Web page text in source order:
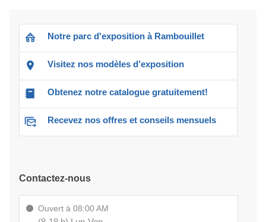
Notre parc d'exposition à Rambouillet
Visitez nos modèles d’exposition
Obtenez notre catalogue gratuitement!
Recevez nos offres et conseils mensuels
Contactez-nous
Ouvert à 08:00 AM